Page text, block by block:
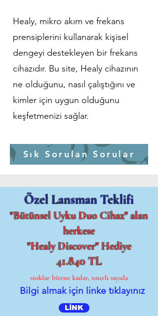
Healy, mikro akım ve frekans
prensiplerini kullanarak kişisel
dengeyi destekleyen bir frekans
cihazıdır. Bu site, Healy cihazının
ne olduğunu, nasıl çalıştığını ve
kimler için uygun olduğunu
keşfetmenizi sağlar.
Sık Sorulan Sorular
Özel Lansman Teklifi
"Bütünsel Uyku Duo Cihaz" alan
herkese
"Healy Discover" Hediye
41.840 TL
stoklar bitene kadar, sınırlı sayıda
Bilgi almak için linke tıklayınız
LİNK